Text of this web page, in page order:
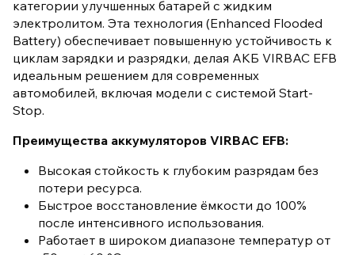
категории улучшенных батарей с жидким
электролитом. Эта технология (Enhanced Flooded
Battery) обеспечивает повышенную устойчивость к
циклам зарядки и разрядки, делая АКБ VIRBAC EFB
идеальным решением для современных
автомобилей, включая модели с системой Start-
Stop.
Преимущества аккумуляторов VIRBAC EFB:
Высокая стойкость к глубоким разрядам без
потери ресурса.
Быстрое восстановление ёмкости до 100%
после интенсивного использования.
Работает в широком диапазоне температур от